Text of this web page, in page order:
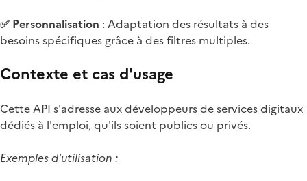
✅ Personnalisation : Adaptation des résultats à des
besoins spécifiques grâce à des filtres multiples.
Contexte et cas d'usage
Cette API s'adresse aux développeurs de services digitaux
dédiés à l'emploi, qu'ils soient publics ou privés.
Exemples d'utilisation :